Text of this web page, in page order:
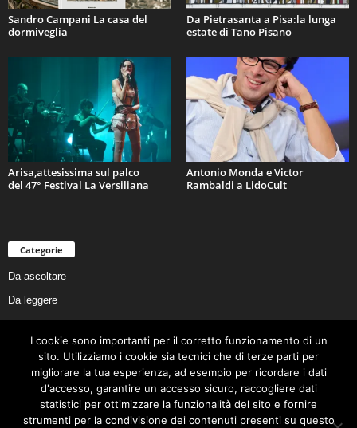
Sandro Campani La casa del
dormiveglia
Da Pietrasanta a Pisa:la lunga
estate di Tano Pisano
Arisa,attesissima sul palco
del 47° Festival La Versiliana
Antonio Monda e Victor
Rambaldi a LidoCult
Categorie
Da ascoltare
Da leggere
Da non perdere
Da conoscere
Da preservare
Da vivere
Cookie Policy
I cookie sono importanti per il corretto funzionamento di un
sito. Utilizziamo i cookie sia tecnici che di terze parti per
migliorare la tua esperienza, ad esempio per ricordare i dati
d'accesso, garantire un accesso sicuro, raccogliere dati
statistici per ottimizzare la funzionalità del sito e fornire
strumenti per la condivisione dei contenuti presenti su questo